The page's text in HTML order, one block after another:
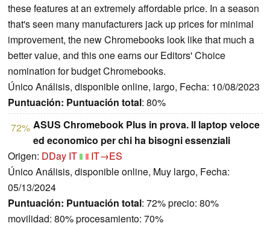
these features at an extremely affordable price. In a season
that's seen many manufacturers jack up prices for minimal
improvement, the new Chromebooks look like that much a
better value, and this one earns our Editors' Choice
nomination for budget Chromebooks.
Único Análisis, disponible online, largo, Fecha: 10/08/2023
Puntuación: Puntuación total: 80%
72% ASUS Chromebook Plus in prova. Il laptop veloce
ed economico per chi ha bisogni essenziali
Origen: DDay IT
IT→ES
Único Análisis, disponible online, Muy largo, Fecha:
05/13/2024
Puntuación: Puntuación total: 72% precio: 80%
movilidad: 80% procesamiento: 70%